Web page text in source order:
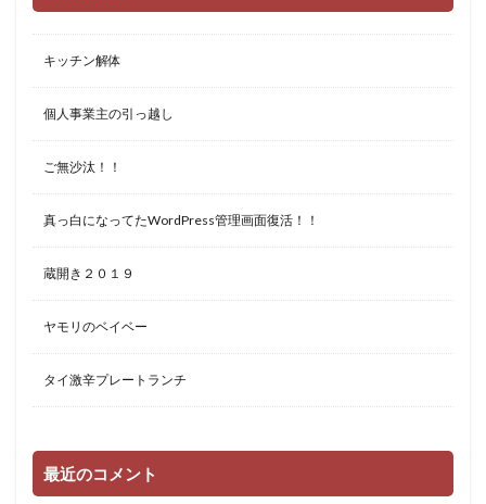
キッチン解体
個人事業主の引っ越し
ご無沙汰！！
真っ白になってたWordPress管理画面復活！！
蔵開き２０１９
ヤモリのベイベー
タイ激辛プレートランチ
最近のコメント